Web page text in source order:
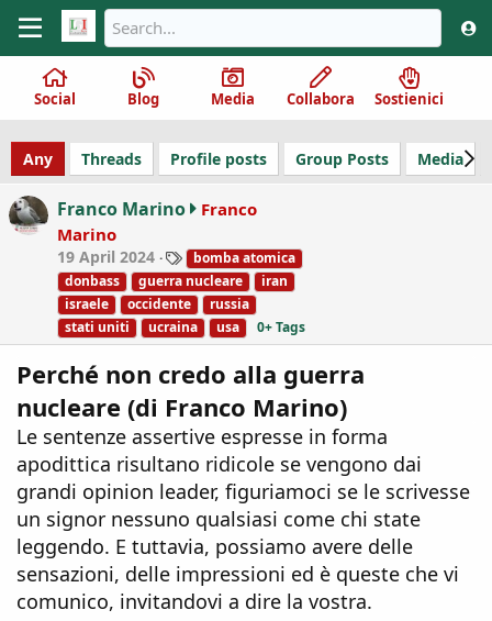
Social Blog Media Collabora Sostienici
Any Threads Profile posts Group Posts Media
Franco Marino
Franco
Marino
19 April 2024
T
a
g
s
bomba atomica
donbass
guerra nucleare
iran
israele
occidente
russia
stati uniti
ucraina usa 0+ Tags
Perché non credo alla guerra
nucleare (di Franco Marino)
Le sentenze assertive espresse in forma
apodittica risultano ridicole se vengono dai
grandi opinion leader, figuriamoci se le scrivesse
un signor nessuno qualsiasi come chi state
leggendo. E tuttavia, possiamo avere delle
sensazioni, delle impressioni ed è queste che vi
comunico, invitandovi a dire la vostra.